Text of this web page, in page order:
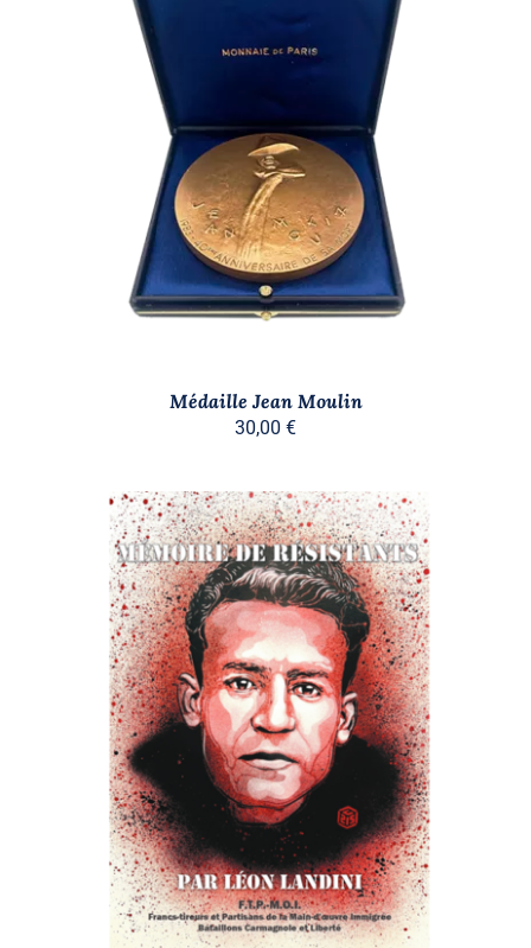
AJOUTER AU PANIER
/
Médaille Jean Moulin
30,00 €
AJOUTER AU PANIER
/
DÉTAILS